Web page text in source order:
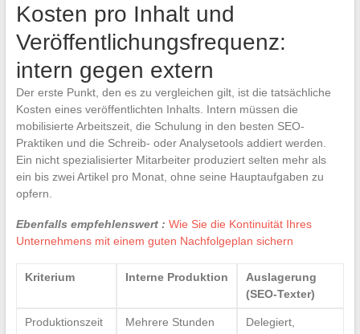
Kosten pro Inhalt und
Veröffentlichungsfrequenz:
intern gegen extern
Der erste Punkt, den es zu vergleichen gilt, ist die tatsächliche
Kosten eines veröffentlichten Inhalts. Intern müssen die
mobilisierte Arbeitszeit, die Schulung in den besten SEO-
Praktiken und die Schreib- oder Analysetools addiert werden.
Ein nicht spezialisierter Mitarbeiter produziert selten mehr als
ein bis zwei Artikel pro Monat, ohne seine Hauptaufgaben zu
opfern.
Ebenfalls empfehlenswert : Wie Sie die Kontinuität Ihres
Unternehmens mit einem guten Nachfolgeplan sichern
Kriterium Interne Produktion
Auslagerung
(SEO-Texter)
Produktionszeit
Mehrere Stunden
Delegiert,